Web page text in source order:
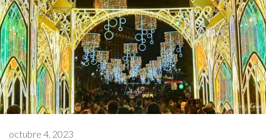
octubre 4, 2023